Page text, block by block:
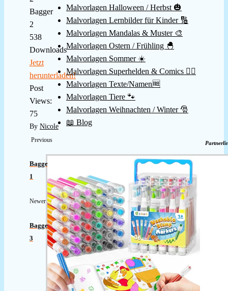
Bagger
2
538
Downloads
Jetzt
herunterladen!
Post
Views:
75
By Nicole
Previous
Bagger
1
Newer
Bagger
3
Malvorlagen Halloween / Herbst 🎃
Malvorlagen Lernbilder für Kinder 🔢
Malvorlagen Mandalas & Muster 🎨
Malvorlagen Ostern / Frühling 🐣
Malvorlagen Sommer ☀️
Malvorlagen Superhelden & Comics 🦸‍♂️
Malvorlagen Texte/Namen🆓
Malvorlagen Tiere 🐾
Malvorlagen Weihnachten / Winter 🎅
📖 Blog